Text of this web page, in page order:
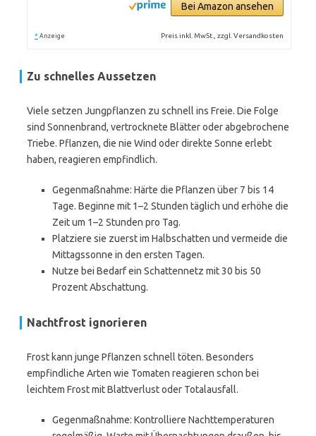
Bei Amazon ansehen
* Anzeige Preis inkl. MwSt., zzgl. Versandkosten
Zu schnelles Aussetzen
Viele setzen Jungpflanzen zu schnell ins Freie. Die Folge
sind Sonnenbrand, vertrocknete Blätter oder abgebrochene
Triebe. Pflanzen, die nie Wind oder direkte Sonne erlebt
haben, reagieren empfindlich.
Gegenmaßnahme: Härte die Pflanzen über 7 bis 14
Tage. Beginne mit 1–2 Stunden täglich und erhöhe die
Zeit um 1–2 Stunden pro Tag.
Platziere sie zuerst im Halbschatten und vermeide die
Mittagssonne in den ersten Tagen.
Nutze bei Bedarf ein Schattennetz mit 30 bis 50
Prozent Abschattung.
Nachtfrost ignorieren
Frost kann junge Pflanzen schnell töten. Besonders
empfindliche Arten wie Tomaten reagieren schon bei
leichtem Frost mit Blattverlust oder Totalausfall.
Gegenmaßnahme: Kontrolliere Nachttemperaturen